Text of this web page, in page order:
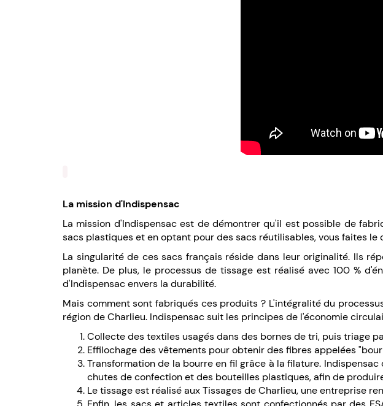
La mission d'Indispensac
La mission d'Indispensac est de démontrer qu'il est possible de
sacs plastiques et en optant pour des sacs réutilisables, vous faites le
La singularité de ces sacs français réside dans leur originalité. Ils
planète. De plus, le processus de tissage est réalisé avec 100 %
d'Indispensac envers la durabilité.
Mais comment sont fabriqués ces produits ? L'intégralité du
région de Charlieu. Indispensac suit les principes de l'économie
Collecte des textiles usagés dans des bornes de tri, puis triage
Effilochage des vêtements pour obtenir des fibres appelées
Transformation de la bourre en fil grâce à la filature.
chutes de confection et des bouteilles plastiques, afin de
Le tissage est réalisé aux Tissages de Charlieu, une entreprise